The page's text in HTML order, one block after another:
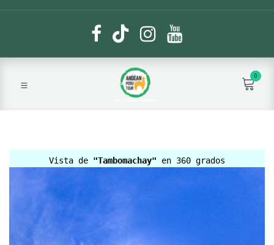
0
Vista de "Tambomachay" en 360 grados